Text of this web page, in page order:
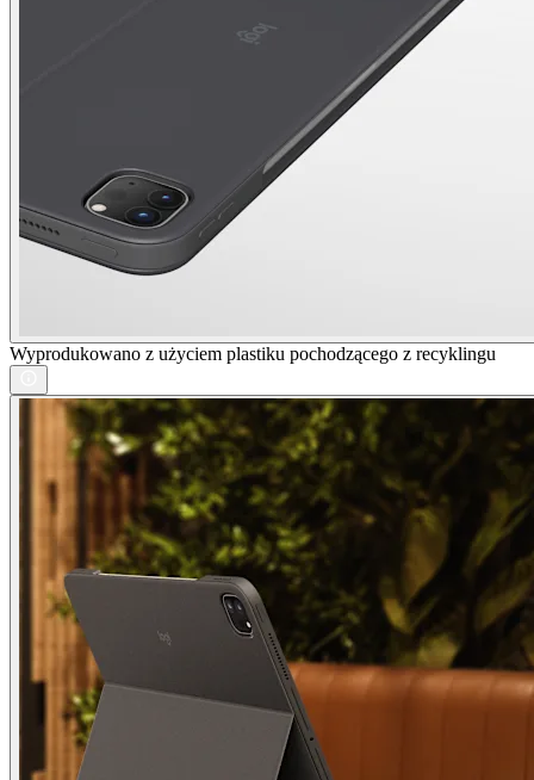
Wyprodukowano z użyciem plastiku pochodzącego z recyklingu